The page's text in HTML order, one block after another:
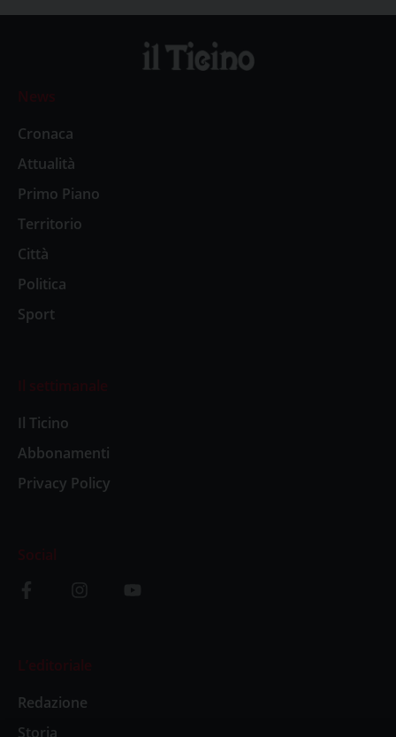
News
Cronaca
Attualità
Primo Piano
Territorio
Città
Politica
Sport
Il settimanale
Il Ticino
Abbonamenti
Privacy Policy
Social
L’editoriale
Redazione
Storia